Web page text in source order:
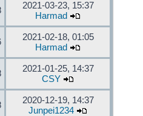
2021-03-23, 15:37
Harmad
2021-02-18, 01:05
Harmad
2021-01-25, 14:37
CSY
2020-12-19, 14:37
Junpei1234